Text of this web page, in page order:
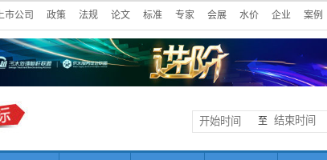
市公司 政策 法规 论文 标准 专家 会展 水价 企业 案例
至